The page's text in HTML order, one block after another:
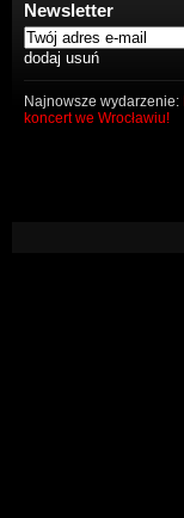
Newsletter
Najnowsze wydarzenie:
koncert we Wrocławiu!